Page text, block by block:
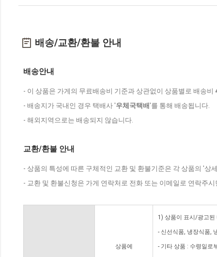
배송/교환/환불 안내
배송안내
- 이 상품은 가게의 무료배송비 기준과 상관없이 상품별로 배송비
- 배송지가 국내인 경우 택배사 '우체국택배'를 통해 배송됩니다.
- 해외지역으로는 배송되지 않습니다.
교환/환불 안내
- 상품의 특성에 따른 구체적인 교환 및 환불기준은 각 상품의 '상
- 교환 및 환불신청은 가게 연락처로 전화 또는 이메일로 연락주
상품에
1) 상품이 표시/광고된
- 신선식품, 냉장식품,
- 기타 상품 : 수령일로